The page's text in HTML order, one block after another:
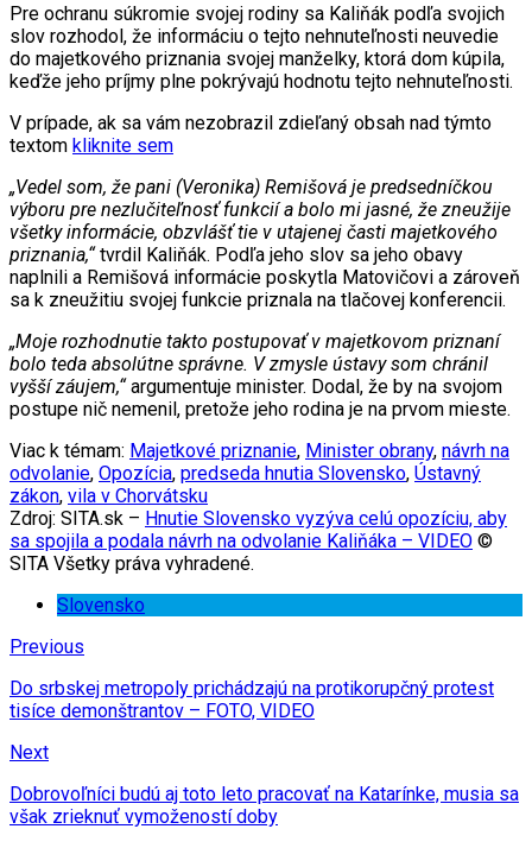
Pre ochranu súkromie svojej rodiny sa Kaliňák podľa svojich
slov rozhodol, že informáciu o tejto nehnuteľnosti neuvedie
do majetkového priznania svojej manželky, ktorá dom kúpila,
keďže jeho príjmy plne pokrývajú hodnotu tejto nehnuteľnosti.
V prípade, ak sa vám nezobrazil zdieľaný obsah nad týmto
textom kliknite sem
„Vedel som, že pani (Veronika) Remišová je predsedníčkou
výboru pre nezlučiteľnosť funkcií a bolo mi jasné, že zneužije
všetky informácie, obzvlášť tie v utajenej časti majetkového
priznania,“tvrdil Kaliňák. Podľa jeho slov sa jeho obavy
naplnili a Remišová informácie poskytla Matovičovi a zároveň
sa k zneužitiu svojej funkcie priznala na tlačovej konferencii.
„Moje rozhodnutie takto postupovať v majetkovom priznaní
bolo teda absolútne správne. V zmysle ústavy som chránil
vyšší záujem,“argumentuje minister. Dodal, že by na svojom
postupe nič nemenil, pretože jeho rodina je na prvom mieste.
Viac k témam: Majetkové priznanie, Minister obrany, návrh na
odvolanie, Opozícia, predseda hnutia Slovensko, Ústavný
zákon, vila v Chorvátsku
Zdroj: SITA.sk – Hnutie Slovensko vyzýva celú opozíciu, aby
sa spojila a podala návrh na odvolanie Kaliňáka – VIDEO ©
SITA Všetky práva vyhradené.
Slovensko
Previous
Do srbskej metropoly prichádzajú na protikorupčný protest
tisíce demonštrantov – FOTO, VIDEO
Next
Dobrovoľníci budú aj toto leto pracovať na Katarínke, musia sa
však zrieknuť vymožeností doby